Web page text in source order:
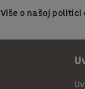
Više o našoj